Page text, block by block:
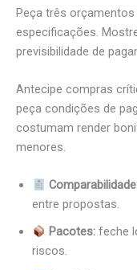
Peça três
especificações.
previsibilidade de
Antecipe compras
peça condições de
costumam render
menores.
entre propostas.
Pacotes:feche
riscos.